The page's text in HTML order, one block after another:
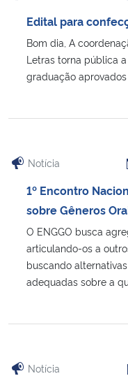
Edital para
Bom dia, A
Letras torna pública
graduação aprovados
Notícia
1º Encontro
sobre Gêneros
O ENGGO busca
articulando-os a
buscando
adequadas sobre a
Notícia